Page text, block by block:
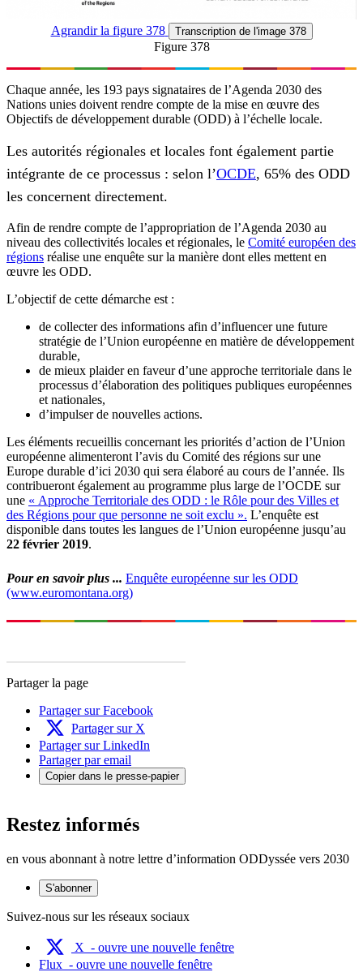
Agrandirla figure 378 Transcription de l'image 378
Figure 378
Chaque année, les 193 pays signataires de l’Agenda 2030 des
Nations unies doivent rendre compte de la mise en œuvre des
Objectifs de développement durable (ODD) à l’échelle locale.
Les autorités régionales et locales font également partie
intégrante de ce processus : selon l’OCDE, 65% des ODD
les concernent directement.
Afin de rendre compte de l’appropriation de l’Agenda 2030 au
niveau des collectivités locales et régionales, le Comité européen des
régions réalise une enquête sur la manière dont elles mettent en
œuvre les ODD.
L’objectif de cette démarche est :
de collecter des informations afin d’influencer une future
stratégie de l’Union européenne en matière de développement
durable,
de mieux plaider en faveur d’une approche territoriale dans le
processus d’élaboration des politiques publiques européennes
et nationales,
d’impulser de nouvelles actions.
Les éléments recueillis concernant les priorités d’action de l’Union
européenne alimenteront l’avis du Comité des régions sur une
Europe durable d’ici 2030 qui sera élaboré au cours de l’année. Ils
contribueront également au programme plus large de l’OCDE sur
une « Approche Territoriale des ODD : le Rôle pour des Villes et
des Régions pour que personne ne soit exclu ». L’enquête est
disponible dans toutes les langues de l’Union européenne jusqu’au
22 février 2019.
Pour en savoir plus ... Enquête européenne sur les ODD
(www.euromontana.org)
Partager la page
Partager sur Facebook
Partager sur X
Partager sur LinkedIn
Partager par email
Copier dans le presse-papier
Restez informés
en vous abonnant à notre lettre d’information ODDyssée vers 2030
S'abonner
Suivez-nous sur les réseaux sociaux
X - ouvre une nouvelle fenêtre
Flux - ouvre une nouvelle fenêtre